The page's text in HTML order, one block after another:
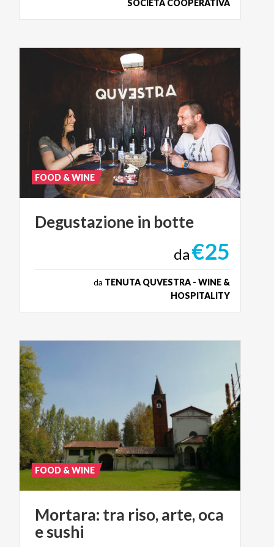
SOCIETÀ COOPERATIVA
Degustazione in botte
FOOD & WINE
da€25
da TENUTA QUVESTRA - WINE &
HOSPITALITY
Mortara: tra riso,arte,oca
esushi
FOOD & WINE